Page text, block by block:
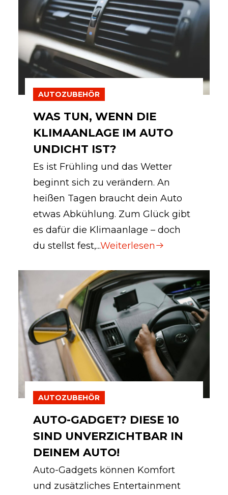
AUTOZUBEHÖR
WAS TUN, WENN DIE
KLIMAANLAGE IM AUTO
UNDICHT IST?
Es ist Frühling und das Wetter
beginnt sich zu verändern. An
heißen Tagen braucht dein Auto
etwas Abkühlung. Zum Glück gibt
es dafür die Klimaanlage – doch
du stellst fest,...Weiterlesen
AUTOZUBEHÖR
AUTO-GADGET? DIESE 10
SIND UNVERZICHTBAR IN
DEINEM AUTO!
Auto-Gadgets können Komfort
und zusätzliches Entertainment